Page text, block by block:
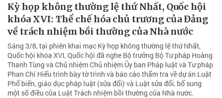
Kỳ họp không thường lệ thứ Nhất, Quốc hội
khóa XVI: Thể chế hóa chủ trương của Đảng
về trách nhiệm bồi thường của Nhà nước
Sáng 3/8, tại phiên khai mạc Kỳ họp không thường lệ thứ Nhất,
Quốc hội khóa XVI, Quốc hội đã nghe Bộ trưởng Bộ Tư pháp Hoàng
Thanh Tùng và Chủ nhiệm Chủ nhiệm Ủy ban Pháp luật và Tư pháp
Phan Chí Hiếu trình bày tờ trình và báo cáo thẩm tra về dự án Luật
Phổ biến, giáo dục pháp luật (sửa đổi) và Luật sửa đổi, bổ sung
một số điều của Luật Trách nhiệm bồi thường của Nhà nước.